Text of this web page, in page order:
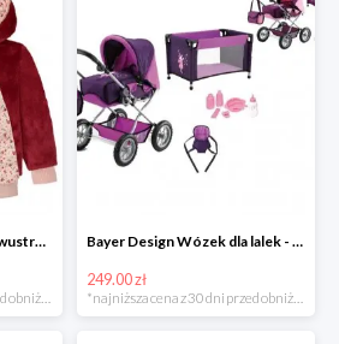
Hit cenowy - LUPILU® Dwustronna kurtka pikowana dziewczęca
*najniższa cena z 30 dni przed obniżką
Bayer Design Wózek dla lalek - megazestaw
249.00 zł
*najniższa cena z 30 dni przed obniżką